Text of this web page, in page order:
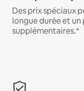
Des prix spéciaux
longue durée et un
supplémentaires.*